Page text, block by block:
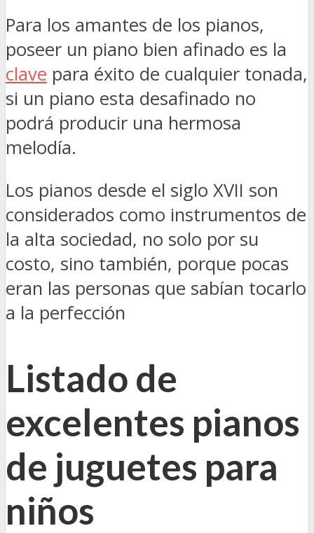
Para los amantes de los pianos,
poseer un piano bien afinado es la
clave para éxito de cualquier tonada,
si un piano esta desafinado no
podrá producir una hermosa
melodía.
Los pianos desde el siglo XVII son
considerados como instrumentos de
la alta sociedad, no solo por su
costo, sino también, porque pocas
eran las personas que sabían tocarlo
a la perfección
Listado de
excelentes pianos
de juguetes para
niños